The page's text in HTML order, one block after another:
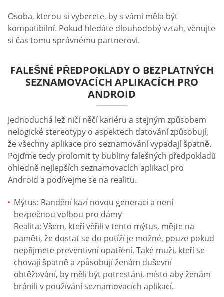
Osoba, kterou si vyberete, by s vámi měla být
kompatibilní. Pokud hledáte dlouhodobý vztah, věnujte
si čas tomu správnému partnerovi.
FALEŠNÉ PŘEDPOKLADY O BEZPLATNÝCH
SEZNAMOVACÍCH APLIKACÍCH PRO
ANDROID
Jednoduchá lež ničí něčí kariéru a stejným způsobem
nelogické stereotypy o aspektech datování způsobují,
že všechny aplikace pro seznamování vypadají špatně.
Pojďme tedy prolomit ty bubliny falešných předpokladů
ohledně nejlepších seznamovacích aplikací pro
Android a podívejme se na realitu.
Mýtus: Randění kazí novou generaci a není
bezpečnou volbou pro dámy
Realita: Všem, kteří věřili v tento mýtus, mějte na
paměti, že dostat se do potíží je možné, pouze pokud
nepřijmete preventivní opatření. Také muži, kteří se
chovají špatně a způsobují ženám duševní
obtěžování, by měli být potrestáni, místo aby ženám
bránili v používání seznamovacích aplikací.